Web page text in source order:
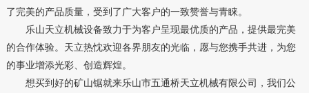
了完美的产品质量，受到了广大客户的一致赞誉与青睐。
乐山天立机械设备致力于为客户呈现最优质的产品，提供最完美
的合作体验。天立热忱欢迎各界朋友的光临，愿与您携手共进，为您
的事业增添光彩、创造辉煌。
想买到好的矿山锯就来乐山市五通桥天立机械有限公司，我们公